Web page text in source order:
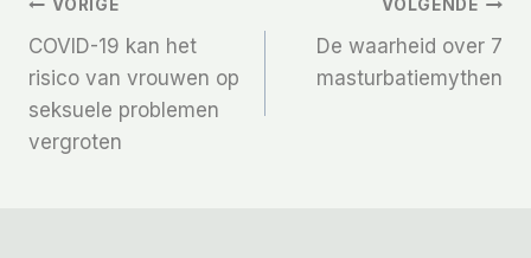
Bericht
Navigatie
VORIGE
COVID-19 kan het
risico van vrouwen op
seksuele problemen
vergroten
VOLGENDE
De waarheid over 7
masturbatiemythen